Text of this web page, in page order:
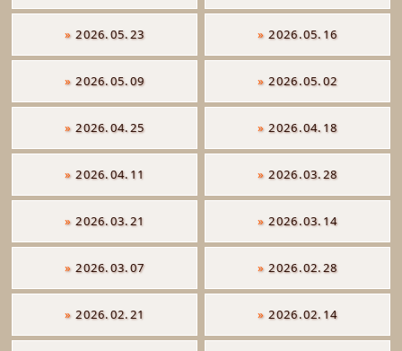
» 2026.05.23 » 2026.05.16
» 2026.05.09 » 2026.05.02
» 2026.04.25 » 2026.04.18
» 2026.04.11 » 2026.03.28
» 2026.03.21 » 2026.03.14
» 2026.03.07 » 2026.02.28
» 2026.02.21 » 2026.02.14